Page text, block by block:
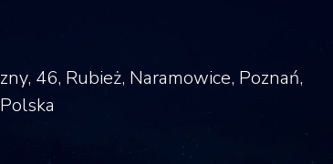
46, Rubież, Naramowice, Poznań,